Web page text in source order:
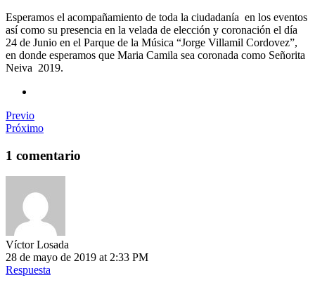
Esperamos el acompañamiento de toda la ciudadanía en los eventos
así como su presencia en la velada de elección y coronación el día
24 de Junio en el Parque de la Música “Jorge Villamil Cordovez”,
en donde esperamos que Maria Camila sea coronada como Señorita
Neiva 2019.
Previo
Próximo
1 comentario
Víctor Losada
28 de mayo de 2019 at 2:33 PM
Respuesta